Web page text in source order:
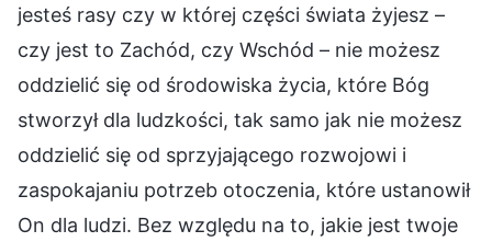
jesteś rasy czy w której części świata żyjesz –
czy jest to Zachód, czy Wschód – nie możesz
oddzielić się od środowiska życia, które Bóg
stworzył dla ludzkości, tak samo jak nie możesz
oddzielić się od sprzyjającego rozwojowi i
zaspokajaniu potrzeb otoczenia, które ustanowił
On dla ludzi. Bez względu na to, jakie jest twoje